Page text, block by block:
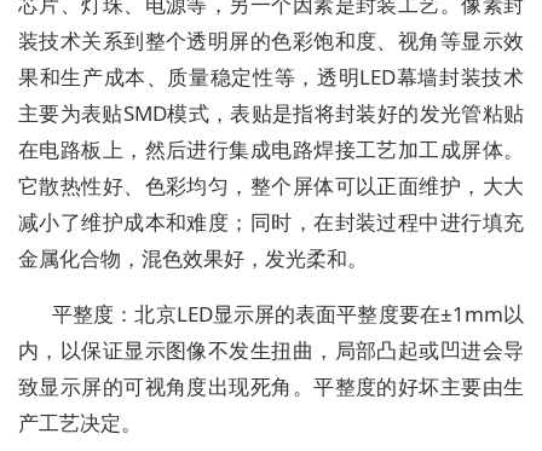
装技术关系到整个透明屏的色彩饱和度、视角等显示效
果和生产成本、质量稳定性等，透明LED幕墙封装技术
主要为表贴SMD模式，表贴是指将封装好的发光管粘贴
在电路板上，然后进行集成电路焊接工艺加工成屏体。
它散热性好、色彩均匀，整个屏体可以正面维护，大大
减小了维护成本和难度；同时，在封装过程中进行填充
金属化合物，混色效果好，发光柔和。
平整度：北京LED显示屏的表面平整度要在±1mm以
内，以保证显示图像不发生扭曲，局部凸起或凹进会导
致显示屏的可视角度出现死角。平整度的好坏主要由生
产工艺决定。